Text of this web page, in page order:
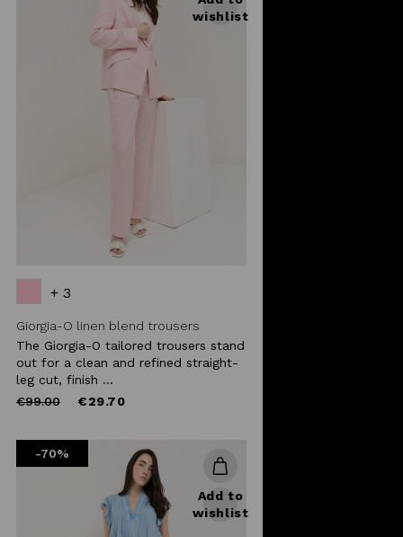
wishlist
+ 3
Giorgia-O linen blend trousers
The Giorgia-O tailored trousers stand
out for a clean and refined straight-
leg cut, finish ...
Price
€99.00to €29.70
-70%
Add to
wishlist